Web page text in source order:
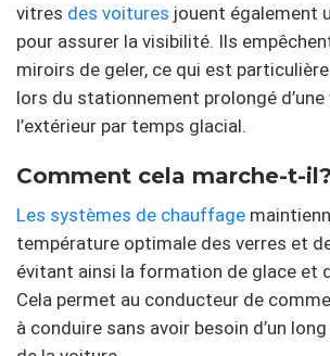
vitres des voitures jouent également
pour assurer la visibilité. Ils
miroirs de geler, ce qui est
lors du stationnement prolongé d’une
l’extérieur par temps glacial.
Comment cela marche-t-il?
Les systèmes de chauffage
température optimale des verres et
évitant ainsi la formation de glace et
Cela permet au conducteur de
à conduire sans avoir besoin d’un